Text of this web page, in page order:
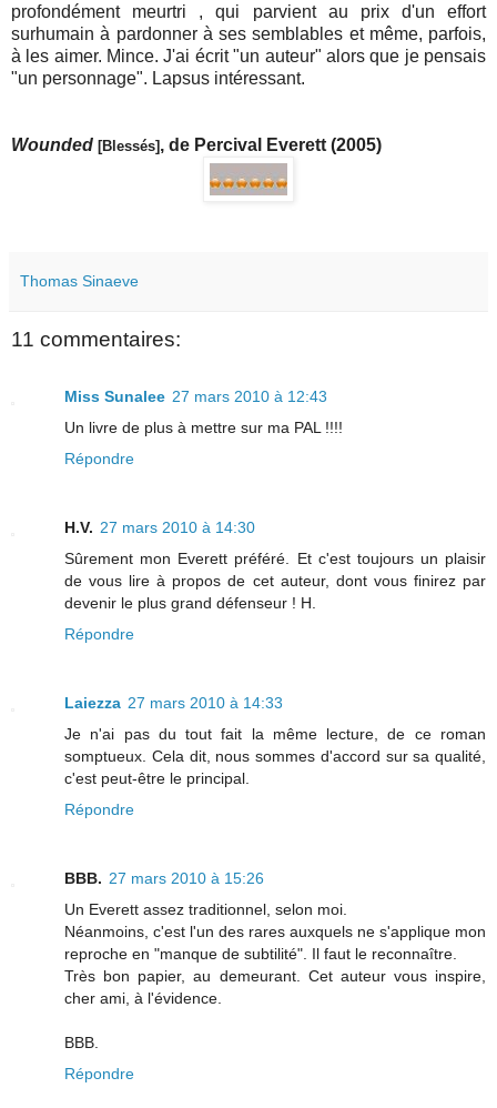
profondément meurtri , qui parvient au prix d'un effort
surhumain à pardonner à ses semblables et même, parfois,
à les aimer. Mince. J'ai écrit "un auteur" alors que je pensais
"un personnage". Lapsus intéressant.
Wounded [Blessés] , de Percival Everett (2005)
Thomas Sinaeve
11 commentaires:
Miss Sunalee 27 mars 2010 à 12:43
Un livre de plus à mettre sur ma PAL !!!!
Répondre
H.V. 27 mars 2010 à 14:30
Sûrement mon Everett préféré. Et c'est toujours un plaisir
de vous lire à propos de cet auteur, dont vous finirez par
devenir le plus grand défenseur ! H.
Répondre
Laiezza 27 mars 2010 à 14:33
Je n'ai pas du tout fait la même lecture, de ce roman
somptueux. Cela dit, nous sommes d'accord sur sa qualité,
c'est peut-être le principal.
Répondre
BBB. 27 mars 2010 à 15:26
Un Everett assez traditionnel, selon moi.
Néanmoins, c'est l'un des rares auxquels ne s'applique mon
reproche en "manque de subtilité". Il faut le reconnaître.
Très bon papier, au demeurant. Cet auteur vous inspire,
cher ami, à l'évidence.
BBB.
Répondre